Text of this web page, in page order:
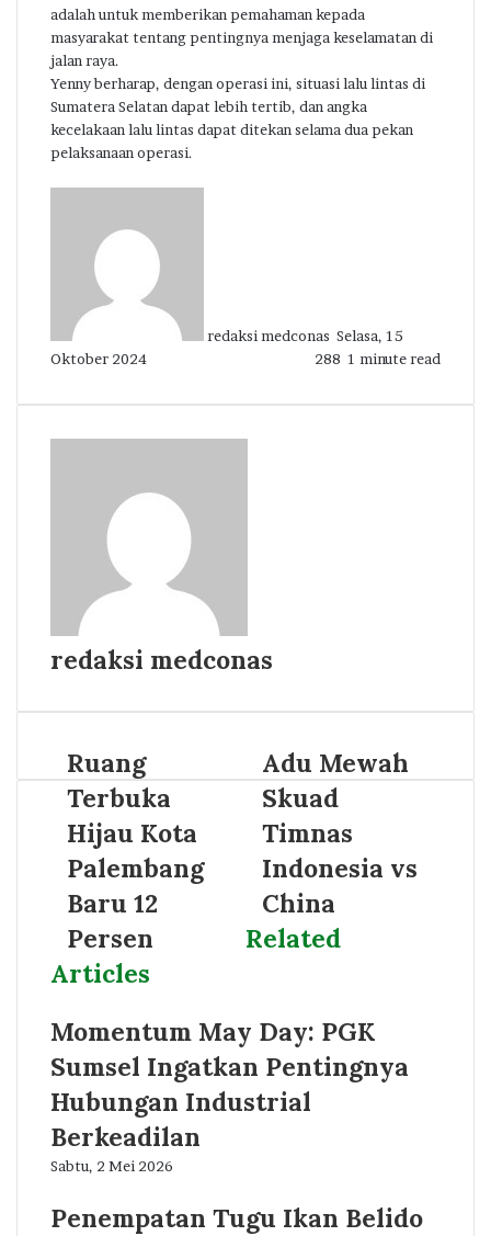
adalah untuk memberikan pemahaman kepada
masyarakat tentang pentingnya menjaga keselamatan di
jalan raya.
Yenny berharap, dengan operasi ini, situasi lalu lintas di
Sumatera Selatan dapat lebih tertib, dan angka
kecelakaan lalu lintas dapat ditekan selama dua pekan
pelaksanaan operasi.
redaksi medconas Selasa, 15
Oktober 2024
288 1 minute read
redaksi medconas
Ruang
Terbuka
Hijau Kota
Palembang
Baru 12
Persen
Adu Mewah
Skuad
Timnas
Indonesia vs
China
Related
Articles
Momentum May Day: PGK
Sumsel Ingatkan Pentingnya
Hubungan Industrial
Berkeadilan
Sabtu, 2 Mei 2026
Penempatan Tugu Ikan Belido